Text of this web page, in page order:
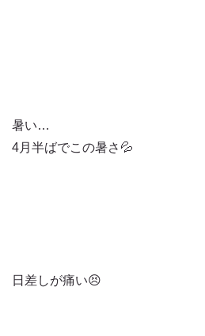
暑い…
4月半ばでこの暑さ💦
日差しが痛い😣